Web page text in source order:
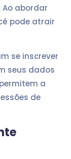
abordar
pode atrair
se inscrever
seus dados
a
de